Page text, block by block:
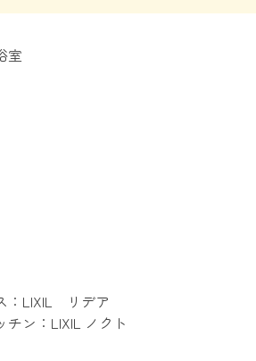
室
：LIXIL リデア
チン：LIXIL ノクト